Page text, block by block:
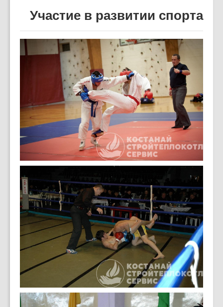
Участие в развитии спорта